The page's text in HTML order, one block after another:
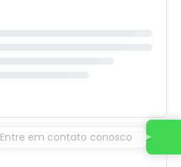
Entre em contato conosco